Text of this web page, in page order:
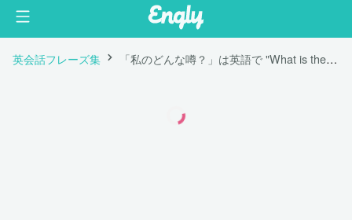
英会話フレーズ集 「私のどんな噂？」は英語で "What is the rumor about me?"